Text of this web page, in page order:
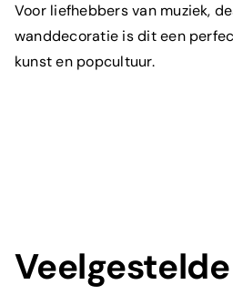
Voor liefhebbers van muziek,
wanddecoratie is dit een
kunst en popcultuur.